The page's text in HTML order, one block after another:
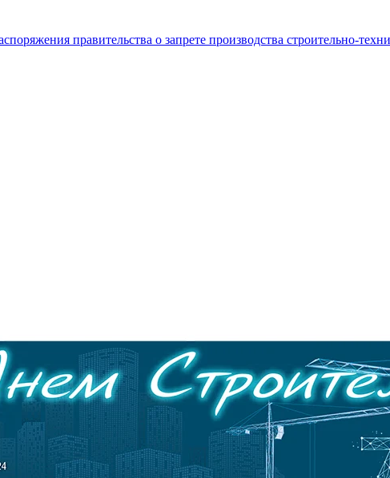
правительства о запрете производства строительно-